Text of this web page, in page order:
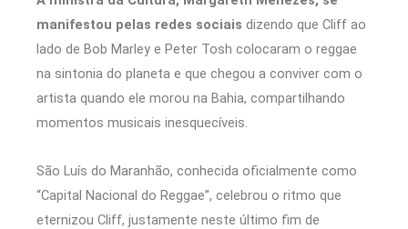
manifestou pelas redes sociais dizendo que Cliff ao
lado de Bob Marley e Peter Tosh colocaram o reggae
na sintonia do planeta e que chegou a conviver com o
artista quando ele morou na Bahia, compartilhando
momentos musicais inesquecíveis.
São Luís do Maranhão, conhecida oficialmente como
“Capital Nacional do Reggae”, celebrou o ritmo que
eternizou Cliff, justamente neste último fim de